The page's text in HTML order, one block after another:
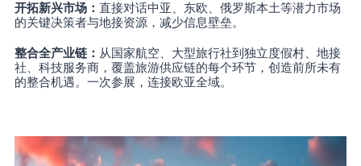
开拓新兴市场： 直接对话中亚、东欧、俄罗斯本土等潜力市场
的关键决策者与地接资源，减少信息壁垒。
整合全产业链： 从国家航空、大型旅行社到独立度假村、地接
社、科技服务商，覆盖旅游供应链的每个环节，创造前所未有
的整合机遇。一次参展，连接欧亚全域。